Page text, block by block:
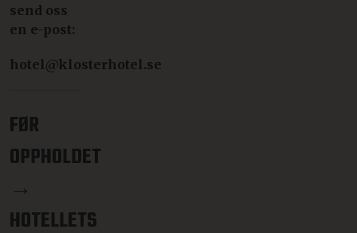
send oss
en e-post:
hotel@klosterhotel.se
FØR
OPPHOLDET
→
HOTELLETS